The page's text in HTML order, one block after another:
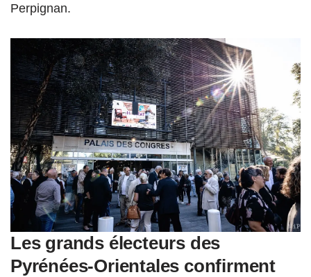
Perpignan.
Les grands électeurs des
Pyrénées-Orientales confirment